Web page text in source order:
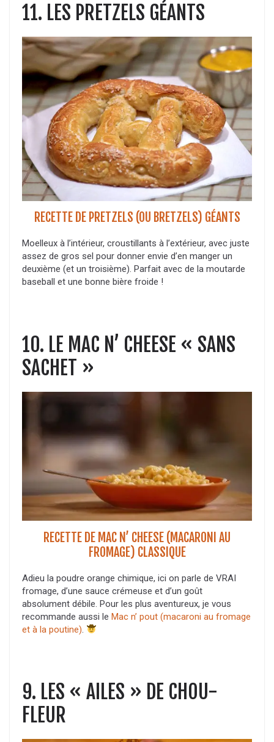
11. LES PRETZELS GÉANTS
RECETTE DE PRETZELS (OU BRETZELS) GÉANTS
Moelleux à l’intérieur, croustillants à l’extérieur, avec juste
assez de gros sel pour donner envie d’en manger un
deuxième (et un troisième). Parfait avec de la moutarde
baseball et une bonne bière froide !
10. LE MAC N’ CHEESE « SANS
SACHET »
RECETTE DE MAC N’ CHEESE (MACARONI AU
FROMAGE) CLASSIQUE
Adieu la poudre orange chimique, ici on parle de VRAI
fromage, d’une sauce crémeuse et d’un goût
absolument débile. Pour les plus aventureux, je vous
recommande aussi le Mac n’ pout (macaroni au fromage
et à la poutine)
9. LES « AILES » DE CHOU-
FLEUR